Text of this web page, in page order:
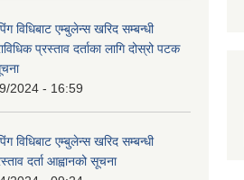
विधिबाट एम्बुलेन्स खरिद सम्बन्धी
प्रस्ताव दर्ताका लागि दोस्रो पटक
2024 - 16:59
विधिबाट एम्बुलेन्स खरिद सम्बन्धी
दर्ता आह्वानको सूचना